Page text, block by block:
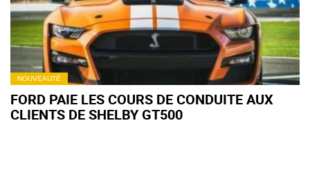
NOUVEAUTÉ
FORD PAIE LES COURS DE CONDUITE AUX
CLIENTS DE SHELBY GT500